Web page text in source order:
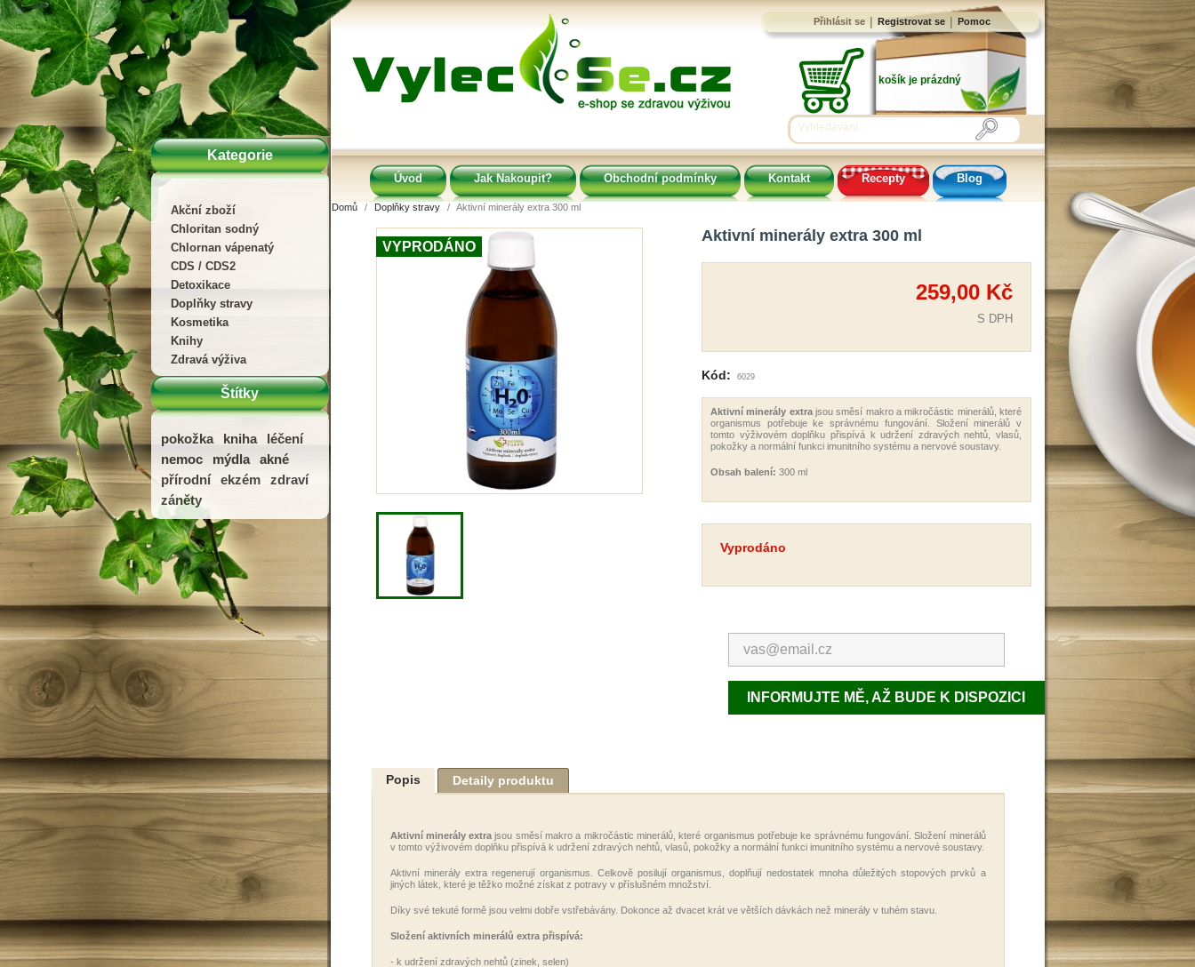
Přihlásit se | Registrovat se | Pomoc
košík je prázdný
Kategorie
Akční zboží
Chloritan sodný
Chlornan vápenatý
CDS / CDS2
Detoxikace
Doplňky stravy
Kosmetika
Knihy
Zdravá výživa
Štítky
pokožka kniha
léčení
nemoc
mýdla
akné
přírodní
ekzém
zdraví
záněty
Úvod Jak Nakoupit? Obchodní podmínky Kontakt Recepty Blog
Domů Doplňky stravy Aktivní minerály extra 300 ml
VYPRODÁNO
Aktivní minerály extra 300 ml
259,00 Kč
S DPH
Kód: 6029
Aktivní minerály extrajsou směsí makro a mikročástic minerálů, které
organismus potřebuje ke správnému fungování. Složení minerálů v
tomto výživovém doplňku přispívá k udržení zdravých nehtů, vlasů,
pokožky a normální funkci imunitního systému a nervové soustavy.
Obsah balení: 300 ml
Vyprodáno
INFORMUJTE MĚ, AŽ BUDE K DISPOZICI
Popis Detaily produktu
Aktivní minerály extra jsou směsí makro a mikročástic minerálů, které organismus potřebuje ke správnému fungování. Složení minerálů
v tomto výživovém doplňku přispívá k udržení zdravých nehtů, vlasů, pokožky a normální funkci imunitního systému a nervové soustavy.
Aktivní minerály extra regenerují organismus. Celkově posilují organismus, doplňují nedostatek mnoha důležitých stopových prvků a
jiných látek, které je těžko možné získat z potravy v příslušném množství.
Díky své tekuté formě jsou velmi dobře vstřebávány. Dokonce až dvacet krát ve větších dávkách než minerály v tuhém stavu.
Složení aktivních minerálů extra přispívá:
- k udržení zdravých nehtů (zinek, selen)